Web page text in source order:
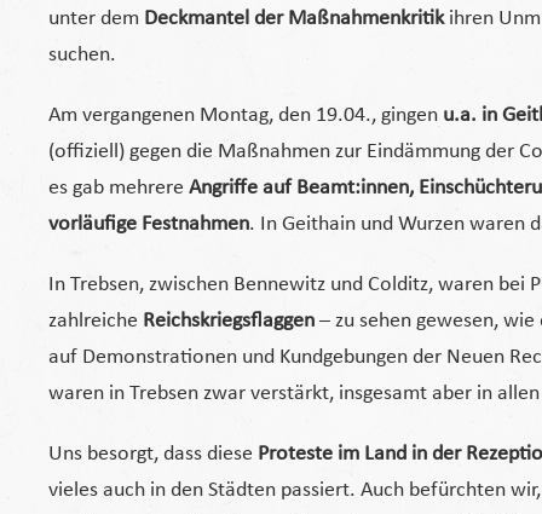
unter dem Deckmantel der Maßnahmenkritik ihren
suchen.
Am vergangenen Montag, den 19.04., gingen u.a. in
(offiziell) gegen die Maßnahmen zur Eindämmung der
es gab mehrere Angriffe auf Beamt:innen,
vorläufige Festnahmen. In Geithain und Wurzen waren
In Trebsen, zwischen Bennewitz und Colditz, waren bei
zahlreiche Reichskriegsflaggen – zu sehen gewesen,
auf Demonstrationen und Kundgebungen der Neuen
waren in Trebsen zwar verstärkt, insgesamt aber in
Uns besorgt, dass diese Proteste im Land in der
vieles auch in den Städten passiert. Auch befürchten